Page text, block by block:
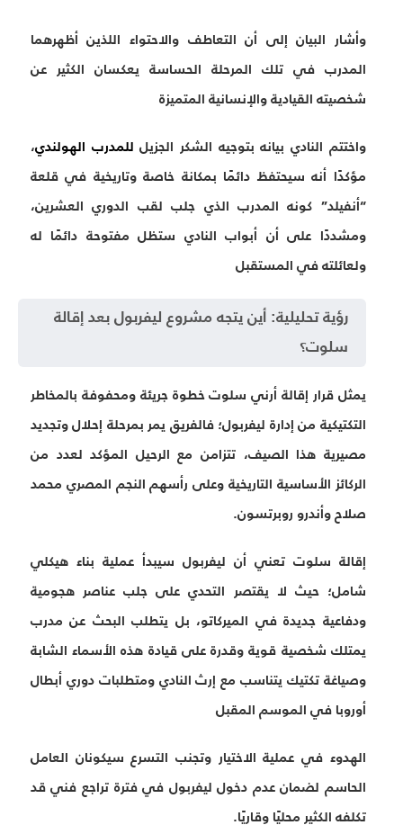
وأشار البيان إلى أن التعاطف والاحتواء اللذين أظهرهما
المدرب في تلك المرحلة الحساسة يعكسان الكثير عن
شخصيته القيادية والإنسانية المتميزة
واختتم النادي بيانه بتوجيه الشكر الجزيل للمدرب الهولندي،
مؤكدًا أنه سيحتفظ دائمًا بمكانة خاصة وتاريخية في قلعة
“أنفيلد” كونه المدرب الذي جلب لقب الدوري العشرين،
ومشددًا على أن أبواب النادي ستظل مفتوحة دائمًا له
ولعائلته في المستقبل
رؤية تحليلية: أين يتجه مشروع ليفربول بعد إقالة
سلوت؟
يمثل قرار إقالة أرني سلوت خطوة جريئة ومحفوفة بالمخاطر
التكتيكية من إدارة ليفربول؛ فالفريق يمر بمرحلة إحلال وتجديد
مصيرية هذا الصيف، تتزامن مع الرحيل المؤكد لعدد من
الركائز الأساسية التاريخية وعلى رأسهم النجم المصري محمد
صلاح وأندرو روبرتسون.
إقالة سلوت تعني أن ليفربول سيبدأ عملية بناء هيكلي
شامل؛ حيث لا يقتصر التحدي على جلب عناصر هجومية
ودفاعية جديدة في الميركاتو، بل يتطلب البحث عن مدرب
يمتلك شخصية قوية وقدرة على قيادة هذه الأسماء الشابة
وصياغة تكتيك يتناسب مع إرث النادي ومتطلبات دوري أبطال
أوروبا في الموسم المقبل
الهدوء في عملية الاختيار وتجنب التسرع سيكونان العامل
الحاسم لضمان عدم دخول ليفربول في فترة تراجع فني قد
تكلفه الكثير محليًا وقاريًا.